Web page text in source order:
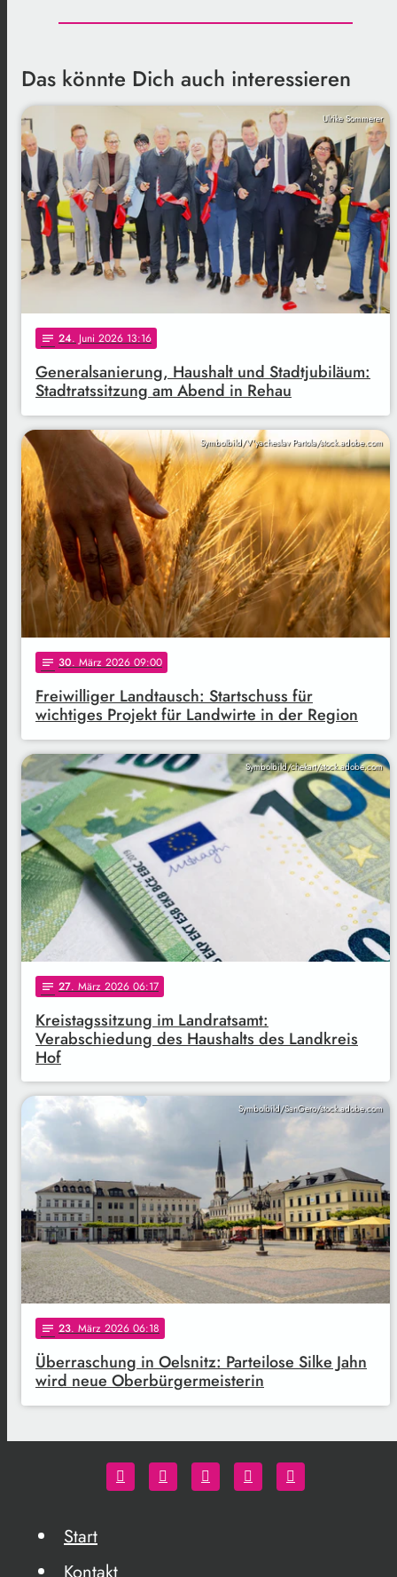
Das könnte Dich auch interessieren
Ulrike Sommerer
notes 24. Juni 2026 13:16
Generalsanierung, Haushalt und Stadtjubiläum:
Stadtratssitzung am Abend in Rehau
Symbolbild/V'yacheslav Partola/stock.adobe.com
notes 30. März 2026 09:00
Freiwilliger Landtausch: Startschuss für
wichtiges Projekt für Landwirte in der Region
Symbolbild/chekart/stock.adobe.com
notes 27. März 2026 06:17
Kreistagssitzung im Landratsamt:
Verabschiedung des Haushalts des Landkreis
Hof
Symbolbild/SanGero/stock.adobe.com
notes 23. März 2026 06:18
Überraschung in Oelsnitz: Parteilose Silke Jahn
wird neue Oberbürgermeisterin
Start